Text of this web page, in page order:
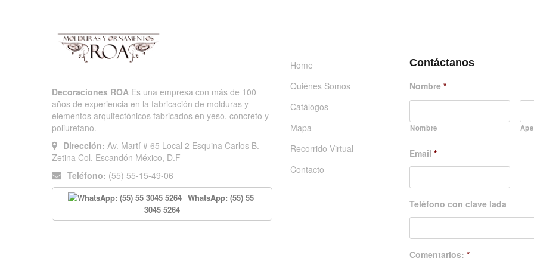
Decoraciones ROA Es una empresa con más de 100
años de experiencia en la fabricación de molduras y
elementos arquitectónicos fabricados en yeso, concreto y
poliuretano.
Dirección: Av. Martí # 65 Local 2 Esquina Carlos B.
Zetina Col. Escandón México, D.F
Teléfono: (55) 55-15-49-06
WhatsApp: (55) 55
3045 5264
Home
Quiénes Somos
Catálogos
Mapa
Recorrido Virtual
Contacto
Contáctanos
Nombre *
Nombre
Email *
Teléfono con clave lada
Comentarios: *